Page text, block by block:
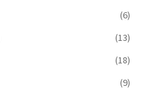
(6)
(13)
(18)
(9)